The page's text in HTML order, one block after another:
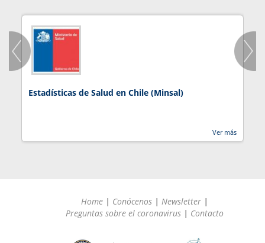
Estadísticas de Salud en Chile (Minsal)
Ver más
Home | Conócenos | Newsletter |
Preguntas sobre el coronavirus | Contacto